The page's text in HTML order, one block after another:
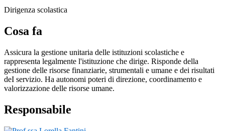
Dirigenza scolastica
Cosa fa
Assicura la gestione unitaria delle istituzioni scolastiche e
rappresenta legalmente l'istituzione che dirige. Risponde della
gestione delle risorse finanziarie, strumentali e umane e dei risultati
deI servizio. Ha autonomi poteri di direzione, coordinamento e
valorizzazione delle risorse umane.
Responsabile